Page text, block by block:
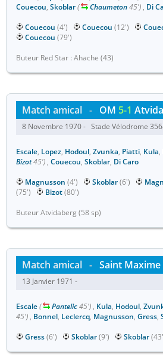
Couecou, Skoblar( Chaumeton45') , Di
Couecou (4') Couecou (12')
Couecou (79')
Buteur Red Star : Ahache (43)
Match amical - OM 5-1
8 Novembre 1970 - Stade Vélodrome
Escale, Lopez, Hodoul, Zvunka, Piatti, Kula,
Bizot45') , Couecou, Skoblar, Di Caro
Magnusson (4') Skoblar(6')
(75')
Bizot(80')
Buteur Atvidaberg (58 sp)
Match amical - Saint Maxime
13 Janvier 1971 -
Escale( Pantelic45') , Kula, Hodoul,
45') , Bonnel, Leclercq, Magnusson, Gress,
Gress(6') Skoblar(9') Skoblar